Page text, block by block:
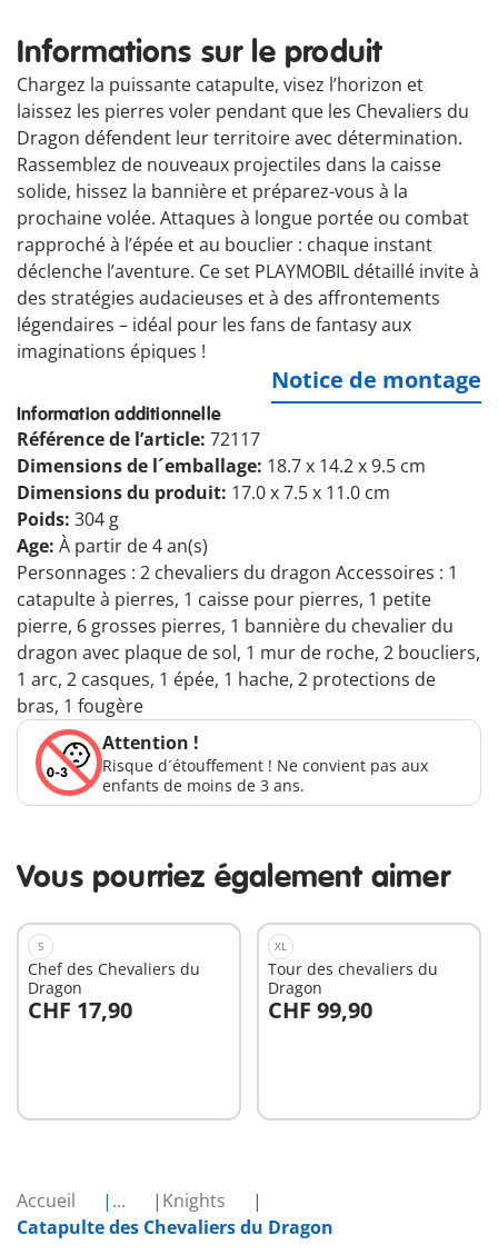
Accueil ...
Knights
Catapulte des Chevaliers du Dragon
Informations sur le produit
Chargez la puissante catapulte, visez l’horizon et
laissez les pierres voler pendant que les Chevaliers du
Dragon défendent leur territoire avec détermination.
Rassemblez de nouveaux projectiles dans la caisse
solide, hissez la bannière et préparez-vous à la
prochaine volée. Attaques à longue portée ou combat
rapproché à l’épée et au bouclier : chaque instant
déclenche l’aventure. Ce set PLAYMOBIL détaillé invite à
des stratégies audacieuses et à des affrontements
légendaires – idéal pour les fans de fantasy aux
imaginations épiques !
Notice de montage
Information additionnelle
Référence de l’article: 72117
Dimensions de l´emballage: 18.7 x 14.2 x 9.5 cm
Dimensions du produit: 17.0 x 7.5 x 11.0 cm
Poids: 304 g
Age: À partir de 4 an(s)
Personnages : 2 chevaliers du dragon Accessoires : 1
catapulte à pierres, 1 caisse pour pierres, 1 petite
pierre, 6 grosses pierres, 1 bannière du chevalier du
dragon avec plaque de sol, 1 mur de roche, 2 boucliers,
1 arc, 2 casques, 1 épée, 1 hache, 2 protections de
bras, 1 fougère
Attention !
Risque d´étouffement ! Ne convient pas aux
enfants de moins de 3 ans.
Vous pourriez également aimer
S
Chef des Chevaliers du
Dragon
CHF 17,90
Au panier
XL
Tour des chevaliers du
Dragon
CHF 99,90
Au panier